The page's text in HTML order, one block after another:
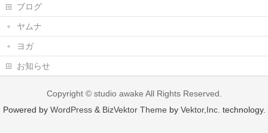
ブログ
ヤムナ
ヨガ
お知らせ
Copyright © studio awake All Rights Reserved.
Powered by WordPress& BizVektor Theme by Vektor,Inc. technology.